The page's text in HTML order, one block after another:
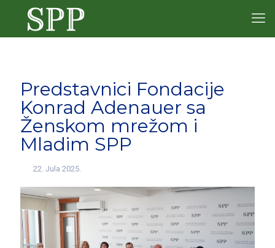
Predstavnici Fondacije
Konrad Adenauer sa
Ženskom mrežom i
Mladim SPP
22. Jula 2025.